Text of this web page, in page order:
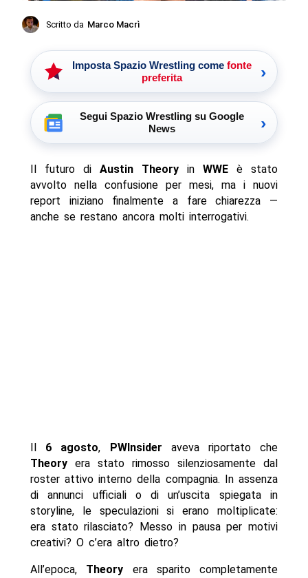
Scritto da Marco Macrì
Imposta Spazio Wrestling come fonte
preferita
›
Segui Spazio Wrestling su Google
News
›
Il futuro di Austin Theory inWWE è stato
avvolto nella confusione per mesi, ma i nuovi
report iniziano finalmente a fare chiarezza —
anche se restano ancora molti interrogativi.
6 agosto, PWInsider aveva riportato che
Theoryera stato rimosso silenziosamente dal
roster attivo interno della compagnia. In assenza
di annunci ufficiali o di un’uscita spiegata in
storyline, le speculazioni si erano moltiplicate:
era stato rilasciato? Messo in pausa per motivi
creativi? O c’era altro dietro?
All’epoca, Theory era sparito completamente